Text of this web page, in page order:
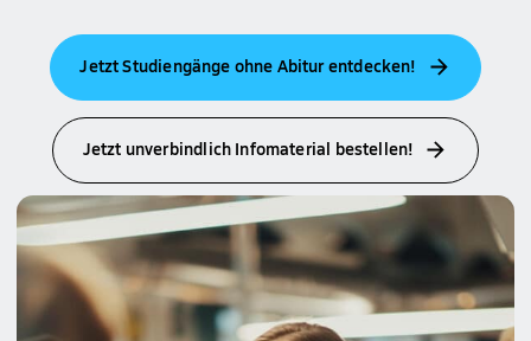
Jetzt Studiengänge ohne Abitur entdecken!
Jetzt unverbindlich Infomaterial bestellen!